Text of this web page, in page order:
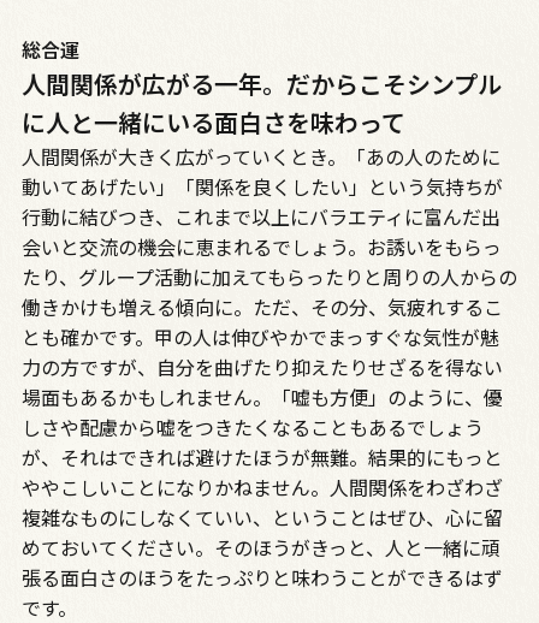
総合運
人間関係が広がる一年。だからこそシンプル
に人と一緒にいる面白さを味わって
人間関係が大きく広がっていくとき。「あの人のために
動いてあげたい」「関係を良くしたい」という気持ちが
行動に結びつき、これまで以上にバラエティに富んだ出
会いと交流の機会に恵まれるでしょう。お誘いをもらっ
たり、グループ活動に加えてもらったりと周りの人からの
働きかけも増える傾向に。ただ、その分、気疲れするこ
とも確かです。甲の人は伸びやかでまっすぐな気性が魅
力の方ですが、自分を曲げたり抑えたりせざるを得ない
場面もあるかもしれません。「嘘も方便」のように、優
しさや配慮から嘘をつきたくなることもあるでしょう
が、それはできれば避けたほうが無難。結果的にもっと
ややこしいことになりかねません。人間関係をわざわざ
複雑なものにしなくていい、ということはぜひ、心に留
めておいてください。そのほうがきっと、人と一緒に頑
張る面白さのほうをたっぷりと味わうことができるはず
です。